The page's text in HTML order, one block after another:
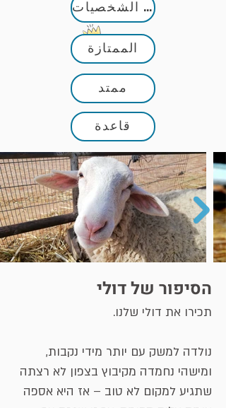
كبار الشخصيات
الممتازة
ممتد
قاعدة
הסיפור של דולי
תכירו את דולי שלנו.
נולדה למשק עם יותר מידי נקבות,
ומישהי נחמדה מקיבוץ בצפון לא רצתה
שתגיע למקום לא טוב – אז היא אספה